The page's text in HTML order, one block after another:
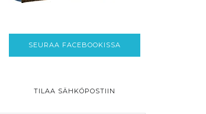
SEURAA FACEBOOKISSA
TILAA SÄHKÖPOSTIIN